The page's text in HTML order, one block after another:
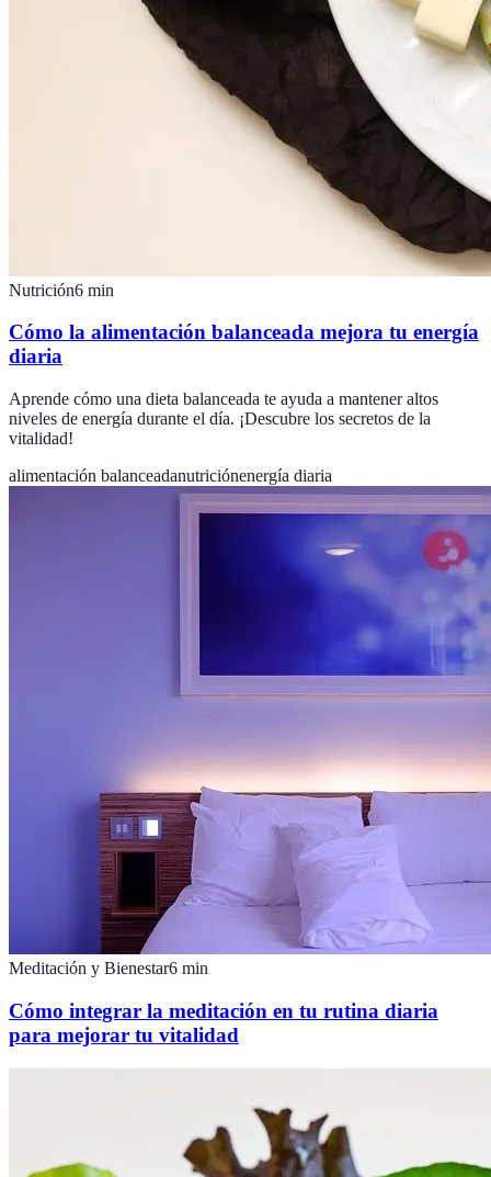
Nutrición6 min
Cómo la alimentación balanceada mejora tu energía
diaria
Aprende cómo una dieta balanceada te ayuda a mantener altos
niveles de energía durante el día. ¡Descubre los secretos de la
vitalidad!
alimentación balanceadanutriciónenergía diaria
Meditación y Bienestar6 min
Cómo integrar la meditación en tu rutina diaria
para mejorar tu vitalidad